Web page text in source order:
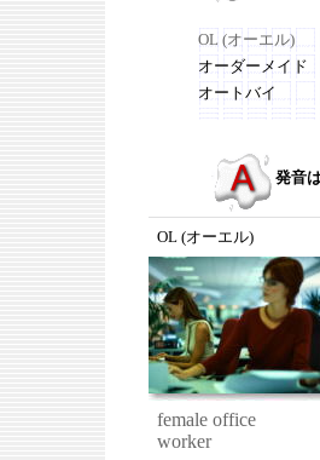
OL (オーエル)
オーダーメイド
オートバイ
発音
OL (オーエル)
female office
worker